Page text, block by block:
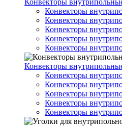
Конвекторы
Конвекторы
Конвекторы
Конвекторы
Конвекторы
Конвекторы
Конвекторы
Конвекторы
Конвекторы
Конвекторы
Конвекторы
Конвекторы